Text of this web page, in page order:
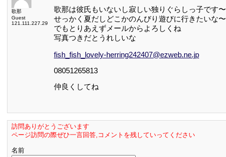
歌那
Guest
121.111.227.29
歌那は彼氏もいないし寂しい独りぐらしっ子です〜
せっかく夏だしどこかのんびり遊びに行きたいな〜
でもとりあえずメールからよろしくね
写真つきだとうれしいな
fish_fish_lovely-herring242407@ezweb.ne.jp
08051265813
仲良くしてね
訪問ありがとうございます
ページ訪問の際ぜひ一言回答,コメントを残していってください
名前